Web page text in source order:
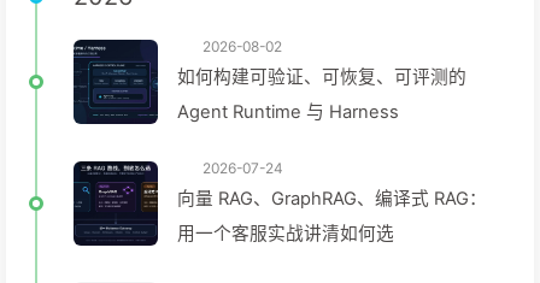
2026-08-02
如何构建可验证、可恢复、可评测的
Agent Runtime 与 Harness
2026-07-24
向量 RAG、GraphRAG、编译式 RAG：
用一个客服实战讲清如何选